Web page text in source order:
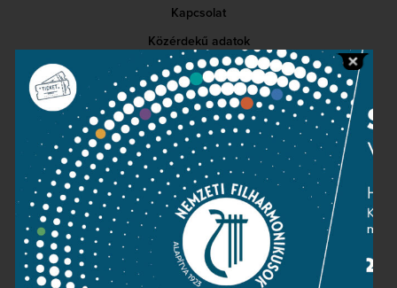
Kapcsolat
Közérdekű adatok
Sajtószoba
Adatvédelem
Impresszum
NEMZETI
FILHARMONIKUSOK